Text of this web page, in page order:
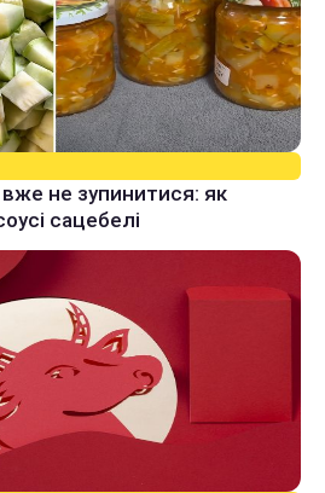
вже не зупинитися: як
сацебелі